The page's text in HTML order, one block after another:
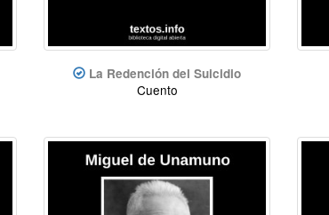
La Redención del Suicidio
Cuento